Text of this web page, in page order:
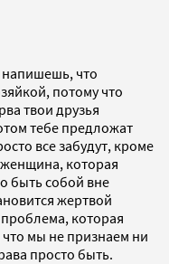
напишешь, что
потому что
твои друзья
тебе предложат
все забудут, кроме
которая
быть собой вне
жертвой
которая
что мы не признаем ни
просто быть.